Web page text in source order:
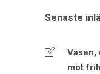
Senaste
Vasen,
mot